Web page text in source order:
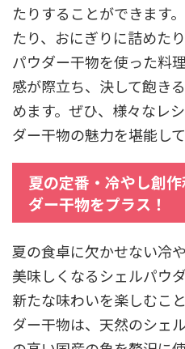
たりすることができます
たり、おにぎりに詰めた
パウダー干物を使った料
感が際立ち、決して飽き
めます。ぜひ、様々なレ
ダー干物の魅力を堪能し
夏の定番・冷やし創
ダー干物をプラス！
夏の食卓に欠かせない冷
美味しくなるシェルパウ
新たな味わいを楽しむこ
ダー干物は、天然のシェ